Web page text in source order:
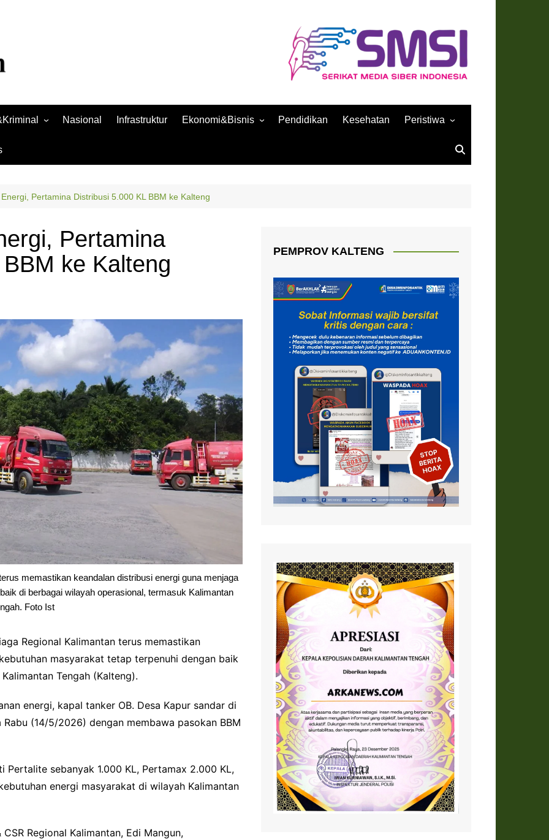
Nasional Infrastruktur Ekonomi&Bisnis
Ekonomi
Pendidikan Kesehatan Peristiwa
Pertamina Distribusi 5.000 KL BBM ke Kalteng
Pertamina
ke Kalteng
memastikan keandalan distribusi energi guna menjaga
di berbagai wilayah operasional, termasuk Kalimantan
Foto Ist
Regional Kalimantan terus memastikan
masyarakat tetap terpenuhi dengan baik
Tengah (Kalteng).
energi, kapal tanker OB. Desa Kapur sandar di
(14/5/2026) dengan membawa pasokan BBM
sebanyak 1.000 KL, Pertamax 2.000 KL,
energi masyarakat di wilayah Kalimantan
Regional Kalimantan, Edi Mangun,
PEMPROV KALTENG